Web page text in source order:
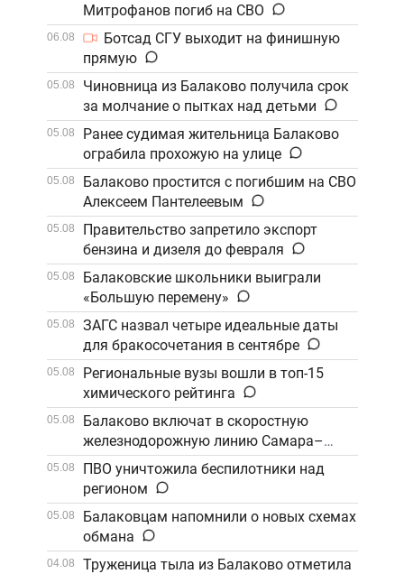
Митрофанов погиб на СВО
06.08
Ботсад СГУ выходит на финишную
прямую
05.08
Чиновница из Балаково получила срок
за молчание о пытках над детьми
05.08
Ранее судимая жительница Балаково
ограбила прохожую на улице
05.08
Балаково простится с погибшим на СВО
Алексеем Пантелеевым
05.08
Правительство запретило экспорт
бензина и дизеля до февраля
05.08
Балаковские школьники выиграли
«Большую перемену»
05.08
ЗАГС назвал четыре идеальные даты
для бракосочетания в сентябре
05.08
Региональные вузы вошли в топ-15
химического рейтинга
05.08
Балаково включат в скоростную
железнодорожную линию Самара–
Саратов
05.08
ПВО уничтожила беспилотники над
регионом
05.08
Балаковцам напомнили о новых схемах
обмана
04.08
Труженица тыла из Балаково отметила